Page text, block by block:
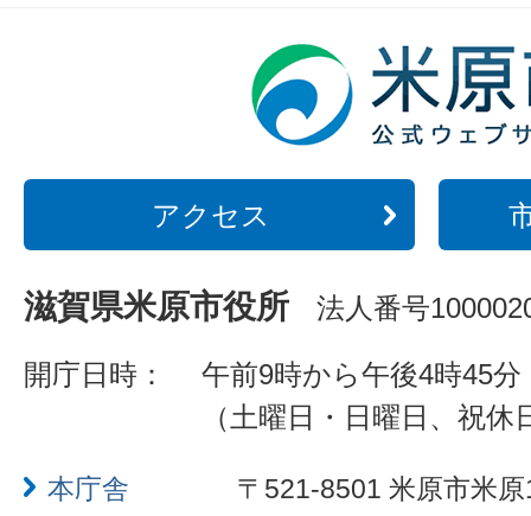
アクセス
滋賀県米原市役所 法人番号
開庁日時：
午前9時から午後4時45分
（土曜日・日曜日、祝
本庁舎
〒521-8501 米原市米